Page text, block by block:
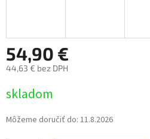
54,90 €
44,63 € bez DPH
cena:
skladom
Môžeme doručiť do: 11.8.2026